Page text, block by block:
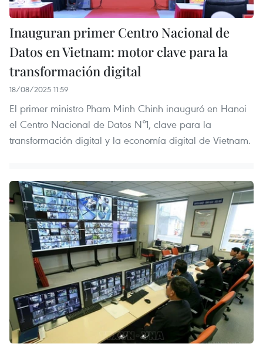
Inauguran primer Centro Nacional de
Datos en Vietnam: motor clave para la
transformación digital
18/08/2025 11:59
El primer ministro Pham Minh Chinh inauguró en Hanoi
el Centro Nacional de Datos N°1, clave para la
transformación digital y la economía digital de Vietnam.